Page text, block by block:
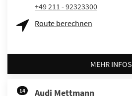
+49 211 - 92323300
Route berechnen
MEHR INFOS
14 Audi Mettmann